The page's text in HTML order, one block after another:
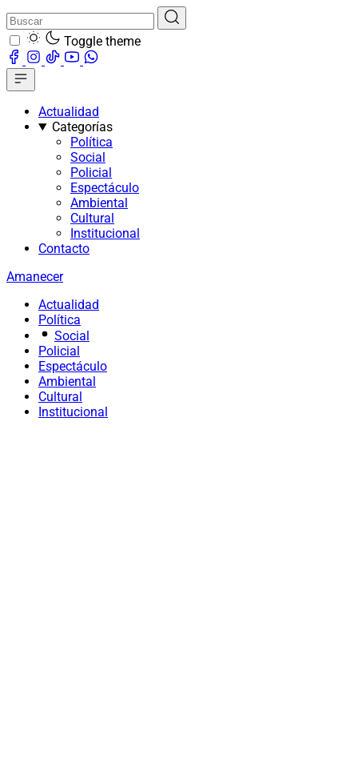
Toggle theme
Actualidad
Categorías
Política
Social
Policial
Espectáculo
Ambiental
Cultural
Institucional
Contacto
Amanecer
Actualidad
Política
Social
Policial
Espectáculo
Ambiental
Cultural
Institucional